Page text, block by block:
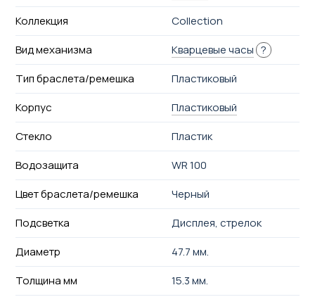
Коллекция
Collection
Вид механизма
Кварцевые часы ?
Тип браслета/ремешка
Пластиковый
Корпус
Пластиковый
Стекло
Пластик
Водозащита
WR 100
Цвет браслета/ремешка
Черный
Подсветка
Дисплея, стрелок
Диаметр
47.7 мм.
Толщина мм
15.3 мм.